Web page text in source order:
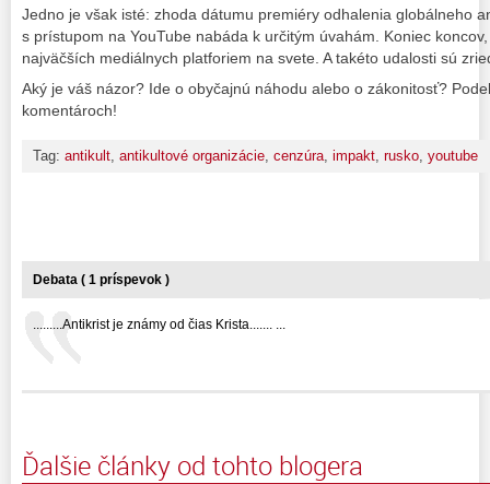
Jedno je však isté: zhoda dátumu premiéry odhalenia globálneho
s prístupom na YouTube nabáda k určitým úvahám. Koniec
najväčších mediálnych platforiem na svete. A takéto udalosti sú
Aký je váš názor? Ide o obyčajnú náhodu alebo o zákonitosť?
komentároch!
Tag: antikult antikultové organizácie cenzúra impakt rusko youtube
Debata ( 1 príspevok )
.........Antikrist je známy od čias Krista....... ...
Ďalšie články od tohto blogera